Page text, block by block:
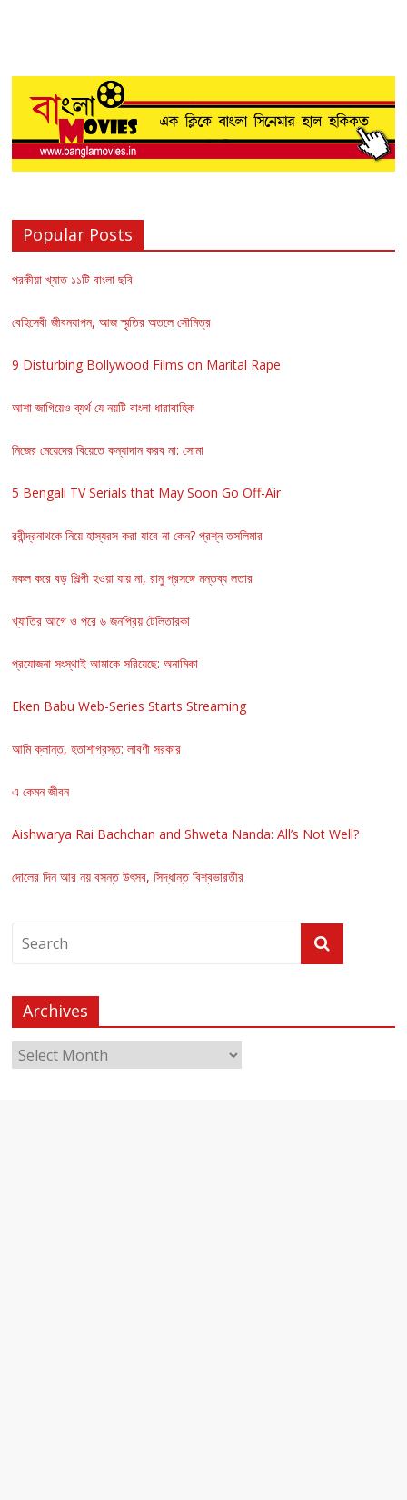
Popular Posts
পরকীয়া খ্যাত ১১টি বাংলা ছবি
বেহিসেবী জীবনযাপন, আজ স্মৃতির অতলে সৌমিত্র
9 Disturbing Bollywood Films on Marital Rape
আশা জাগিয়েও ব্যর্থ যে নয়টি বাংলা ধারাবাহিক
নিজের মেয়েদের বিয়েতে কন্যাদান করব না: সোমা
5 Bengali TV Serials that May Soon Go Off-Air
রবীন্দ্রনাথকে নিয়ে হাস্যরস করা যাবে না কেন? প্রশ্ন তসলিমার
নকল করে বড় শিল্পী হওয়া যায় না, রানু প্রসঙ্গে মন্তব্য লতার
খ্যাতির আগে ও পরে ৬ জনপ্রিয় টেলিতারকা
প্রযোজনা সংস্থাই আমাকে সরিয়েছে: অনামিকা
Eken Babu Web-Series Starts Streaming
আমি ক্লান্ত, হতাশাগ্রস্ত: লাবণী সরকার
এ কেমন জীবন
Aishwarya Rai Bachchan and Shweta Nanda: All’s Not Well?
দোলের দিন আর নয় বসন্ত উৎসব, সিদ্ধান্ত বিশ্বভারতীর
Archives